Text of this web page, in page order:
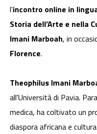
l'incontro online in
Storia dell’Arte e nella
Imani Marboah, in
Florence.
Theophilus Imani
all'Università di Pavia.
medica, ha coltivato un
diaspora africana e